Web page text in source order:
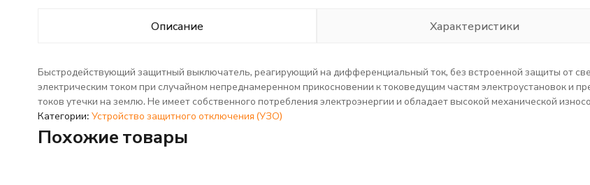
Описание Характеристики
Быстродействующий защитный выключатель, реагирующий на дифференциальный ток, без встроенной защиты от
электрическим током при случайном непреднамеренном прикосновении к токоведущим частям электроустановок и
токов утечки на землю. Не имеет собственного потребления электроэнергии и обладает высокой механической
Категории: Устройство защитного отключения (УЗО)
Похожие товары